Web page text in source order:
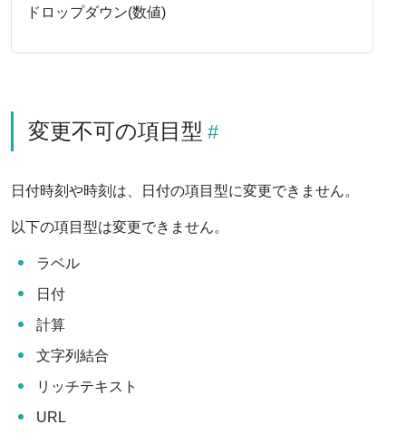
ドロップダウン(数値)
変更不可の項目型
日付時刻や時刻は、日付の項目型に変更できません。
以下の項目型は変更できません。
ラベル
日付
計算
文字列結合
リッチテキスト
URL